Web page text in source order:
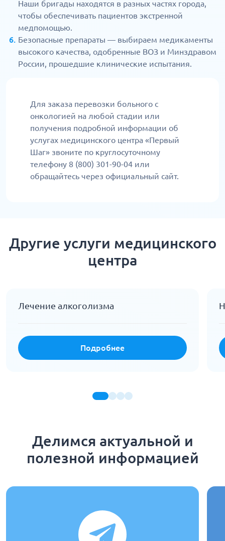
Наши бригады находятся в разных частях города,
чтобы обеспечивать пациентов экстренной
медпомощью.
Безопасные препараты — выбираем медикаменты
высокого качества, одобренные ВОЗ и Минздравом
России, прошедшие клинические испытания.
Для заказа перевозки больного с
онкологией на любой стадии или
получения подробной информации об
услугах медицинского центра «Первый
Шаг» звоните по круглосуточному
телефону 8 (800) 301-90-04 или
обращайтесь через официальный сайт.
Другие услуги медицинского
центра
Лечение алкоголизма
Подробнее
Делимся актуальной и
полезной информацией